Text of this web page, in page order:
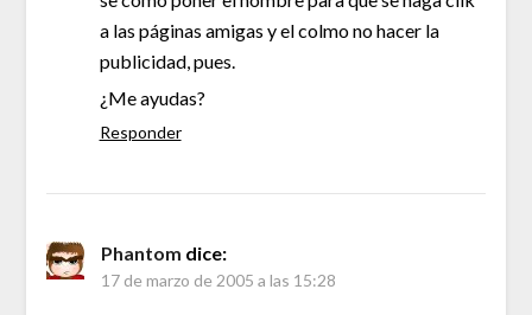
a las páginas amigas y el colmo no hacer la
publicidad, pues.
¿Me ayudas?
Responder
Phantom dice:
17 de marzo de 2005 a las 15:28